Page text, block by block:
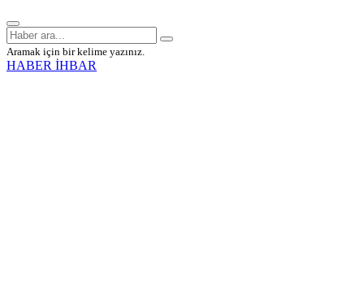
Aramak için bir kelime yazınız.
HABER İHBAR